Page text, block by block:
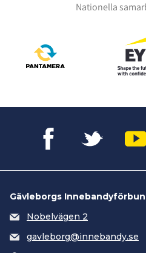
Nationella
Gävleborgs
Nobelvägen 2
gavleborg@innebandy.se